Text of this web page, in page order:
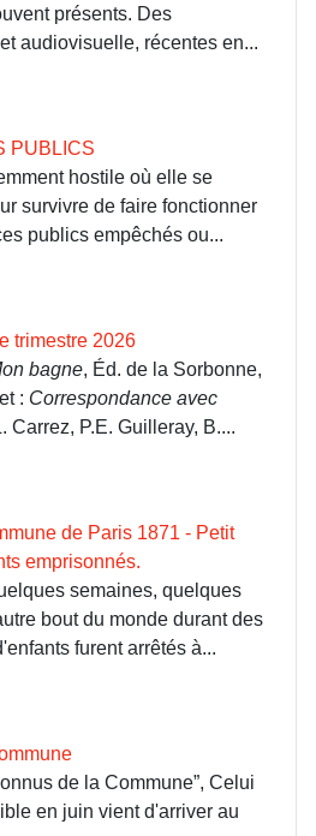
présents. Des
audiovisuelle, récentes en...
PUBLICS
hostile où elle se
survivre de faire fonctionner
publics empêchés ou...
trimestre 2026
bagne, Éd. de la Sorbonne,
: Correspondance avec
Carrez, P.E. Guilleray, B....
de Paris 1871 - Petit
emprisonnés.
semaines, quelques
bout du monde durant des
furent arrêtés à...
de la Commune”, Celui
en juin vient d'arriver au